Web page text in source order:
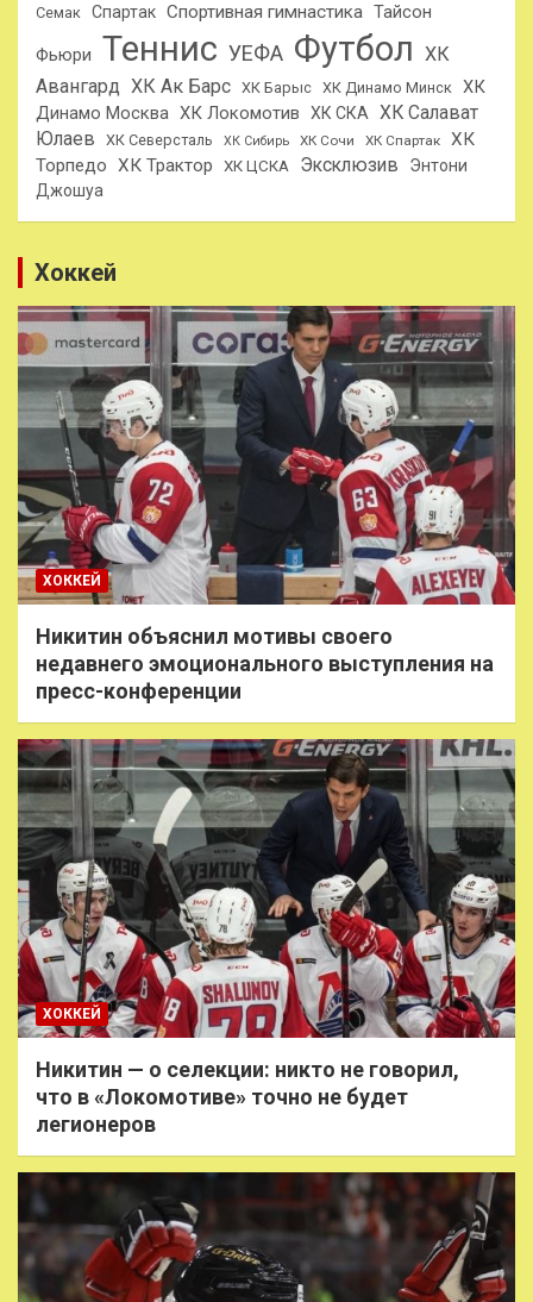
Семак Спартак Спортивная гимнастика Тайсон
Фьюри Теннис УЕФА Футбол ХК
Авангард ХК Ак Барс ХК Барыс ХК Динамо Минск ХК
Динамо Москва ХК Локомотив ХК СКА ХК Салават
Юлаев
ХК Северсталь ХК Сибирь ХК Сочи ХК Спартак
ХК
Торпедо ХК Трактор ХК ЦСКА Эксклюзив
Энтони
Джошуа
Хоккей
ХОККЕЙ
Никитин объяснил мотивы своего
недавнего эмоционального выступления на
пресс-конференции
ХОККЕЙ
Никитин — о селекции: никто не говорил,
что в «Локомотиве» точно не будет
легионеров